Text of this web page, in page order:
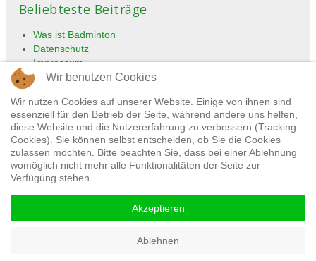
Beliebteste Beiträge
Was ist Badminton
Datenschutz
Impressum
Tennisclub
Wir benutzen Cookies
Wir nutzen Cookies auf unserer Website. Einige von ihnen sind
essenziell für den Betrieb der Seite, während andere uns helfen,
diese Website und die Nutzererfahrung zu verbessern (Tracking
Cookies). Sie können selbst entscheiden, ob Sie die Cookies
zulassen möchten. Bitte beachten Sie, dass bei einer Ablehnung
womöglich nicht mehr alle Funktionalitäten der Seite zur
Verfügung stehen.
Akzeptieren
Ablehnen